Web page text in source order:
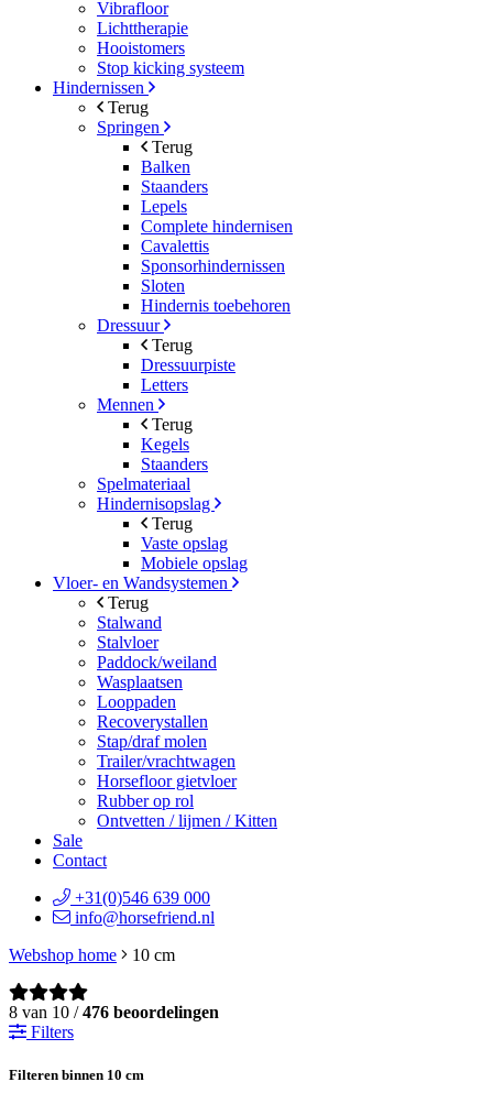
Vibrafloor
Lichttherapie
Hooistomers
Stop kicking systeem
Hindernissen
Terug
Springen
Terug
Balken
Staanders
Lepels
Complete hindernisen
Cavalettis
Sponsorhindernissen
Sloten
Hindernis toebehoren
Dressuur
Terug
Dressuurpiste
Letters
Mennen
Terug
Kegels
Staanders
Spelmateriaal
Hindernisopslag
Terug
Vaste opslag
Mobiele opslag
Vloer- en Wandsystemen
Terug
Stalwand
Stalvloer
Paddock/weiland
Wasplaatsen
Looppaden
Recoverystallen
Stap/draf molen
Trailer/vrachtwagen
Horsefloor gietvloer
Rubber op rol
Ontvetten / lijmen / Kitten
Sale
Contact
+31(0)546 639 000
info@horsefriend.nl
Webshop home
10 cm
8 van 10 /476 beoordelingen
Filters
Filteren binnen 10 cm